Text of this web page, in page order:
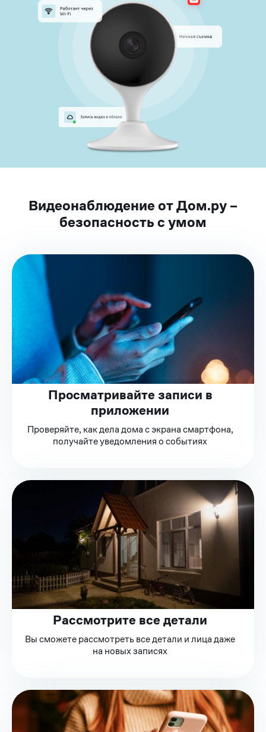
Видеонаблюдение от Дом.ру –
безопасность с умом
Просматривайте записи в
приложении
Проверяйте, как дела дома с экрана смартфона,
получайте уведомления о событиях
Рассмотрите все детали
Вы сможете рассмотреть все детали и лица даже
на новых записях